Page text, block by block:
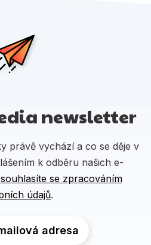
newsletter
právě vychází a co se děje v
k odběru našich e-
souhlasíte se zpracováním
údajů.
adresa